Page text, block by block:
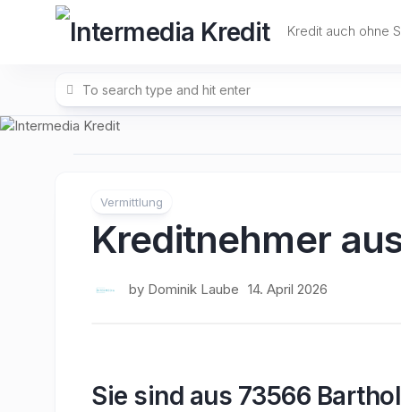
Kredit auch ohne
Vermittlung
Kreditnehmer
by Dominik Laube 14. April 2026
Sie sind aus 73566